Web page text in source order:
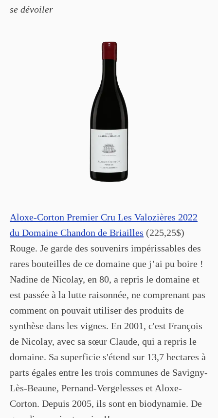
se dévoiler
Aloxe-Corton Premier Cru Les Valozières 2022
du Domaine Chandon de Briailles (225,25$)
Rouge. Je garde des souvenirs impérissables des
rares bouteilles de ce domaine que j’ai pu boire !
Nadine de Nicolay, en 80, a repris le domaine et
est passée à la lutte raisonnée, ne comprenant pas
comment on pouvait utiliser des produits de
synthèse dans les vignes. En 2001, c'est François
de Nicolay, avec sa sœur Claude, qui a repris le
domaine. Sa superficie s'étend sur 13,7 hectares à
parts égales entre les trois communes de Savigny-
Lès-Beaune, Pernand-Vergelesses et Aloxe-
Corton. Depuis 2005, ils sont en biodynamie. De